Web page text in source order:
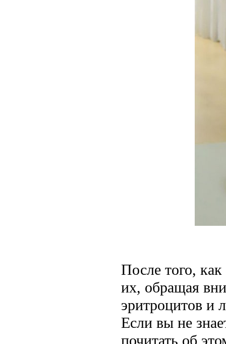
После того, как
их, обращая
эритроцитов и
Если вы не
почитать об